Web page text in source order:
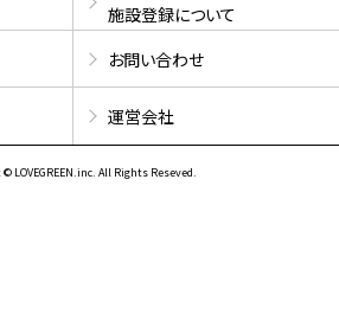
施設登録について
お問い合わせ
運営会社
LOVEGREEN.inc. All Rights Reseved.